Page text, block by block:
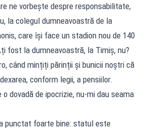
ne vorbește despre responsabilitate,
la colegul dumneavoastră de la
care își face un stadion nou de 140
fost la dumneavoastră, la Timiș, nu?
când mințiți părinții și bunicii noștri că
conform legii, a pensiilor.
dovadă de ipocrizie, nu-mi dau seama
punctat foarte bine: statul este